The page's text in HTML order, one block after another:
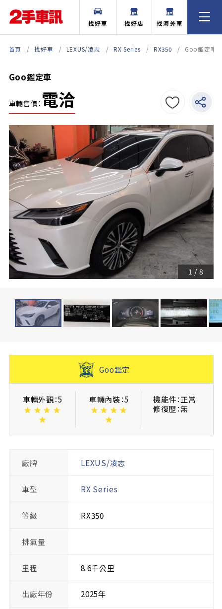
找好車 找好店 找海外車
首頁 找好車 LEXUS/凌志 RX Series RX350 Goo鑑定車
Goo鑑定車
車輛售價： 電洽
1 / 8
Goo鑑定
車輛外觀：5
★ ★ ★ ★
★
車輛內裝：5
★ ★ ★ ★
★
機能件：正常
修復歴：無
廠牌 LEXUS/凌志
車型 RX Series
等級 RX350
排氣量
里程 8.6千公里
出廠年份 2025年